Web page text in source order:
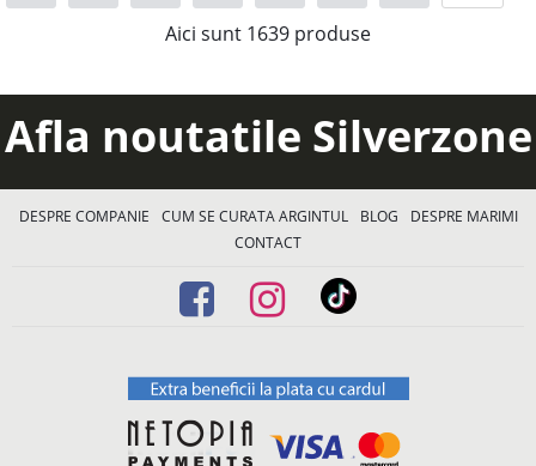
Aici sunt 1639 produse
Afla noutatile Silverzone
DESPRE COMPANIE CUM SE CURATA ARGINTUL BLOG
DESPRE MARIMI
CONTACT